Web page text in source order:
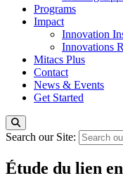
Programs
Impact
Innovation
Innovations
Mitacs Plus
Contact
News & Events
Get Started
Search our Site:
Étude du lien